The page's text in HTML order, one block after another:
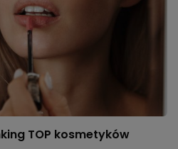
TOP kosmetyków